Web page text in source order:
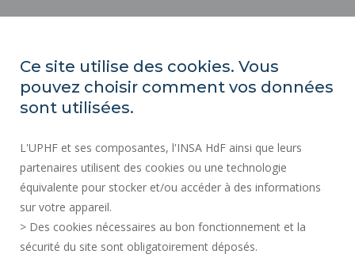
ACTES RÉGLEMENTAIRES
MARCHÉS PUBLICS
MENTIONS LÉGALES
ESPACE PRESSE
RECRUTEMENTS
Ce site utilise des cookies. Vous
pouvez choisir comment vos données
sont utilisées.
L'UPHF et ses composantes, l'INSA HdF ainsi que leurs
partenaires utilisent des cookies ou une technologie
équivalente pour stocker et/ou accéder à des informations
sur votre appareil.
> Des cookies nécessaires au bon fonctionnement et la
sécurité du site sont obligatoirement déposés.